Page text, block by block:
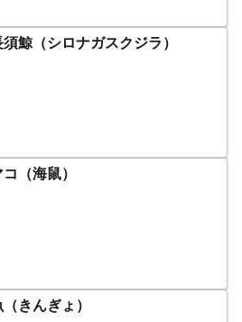
須鯨（シロナガスクジラ）
（海鼠）
きんぎょ）